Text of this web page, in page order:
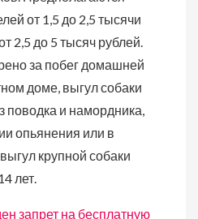
от 1,5 до 2,5 тысячи
2,5 до 5 тысяч рублей.
за побег домашней
доме, выгул собаки
поводка и намордника,
опьянения или в
крупной собаки
лет.
запрет на бесплатную